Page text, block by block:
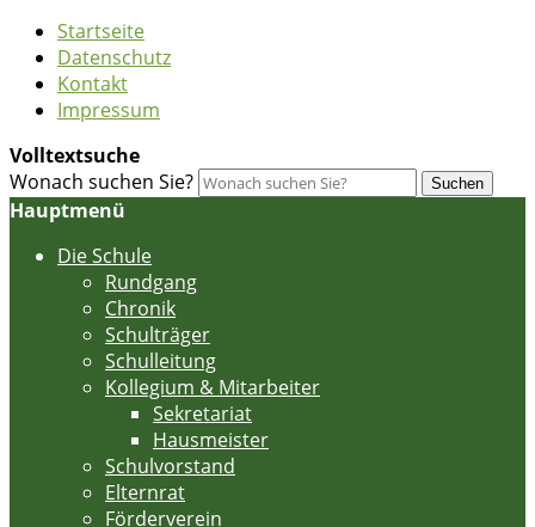
Startseite
Datenschutz
Kontakt
Impressum
Volltextsuche
Wonach suchen Sie?
Suchen
Hauptmenü
Die Schule
Rundgang
Chronik
Schulträger
Schulleitung
Kollegium & Mitarbeiter
Sekretariat
Hausmeister
Schulvorstand
Elternrat
Förderverein